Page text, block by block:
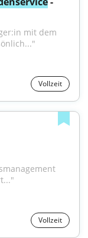
mit dem
Vollzeit
Vollzeit